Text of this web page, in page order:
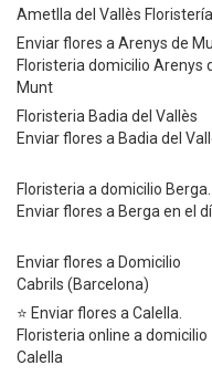
Ametlla del Vallès Floristería
Enviar flores a Arenys de
Floristeria domicilio Arenys
Munt
Floristeria Badia del Vallès
Enviar flores a Badia del
Floristeria a domicilio Berga.
Enviar flores a Berga en el
Enviar flores a Domicilio
Cabrils (Barcelona)
⭐ Enviar flores a Calella.
Floristeria online a domicilio
Calella